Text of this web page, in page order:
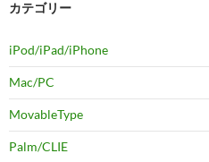
カテゴリー
iPod/iPad/iPhone
Mac/PC
MovableType
Palm/CLIE